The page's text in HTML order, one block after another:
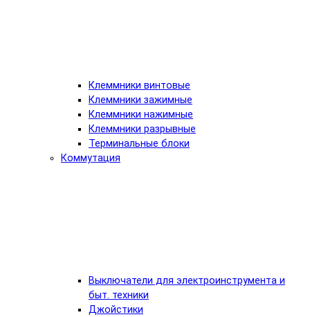
Клеммники винтовые
Клеммники зажимные
Клеммники нажимные
Клеммники разрывные
Терминальные блоки
Коммутация
Выключатели для электроинструмента и
быт. техники
Джойстики